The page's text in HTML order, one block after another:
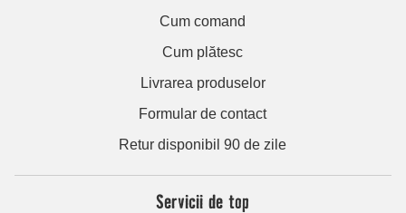
Cum comand
Cum plătesc
Livrarea produselor
Formular de contact
Retur disponibil 90 de zile
Servicii de top